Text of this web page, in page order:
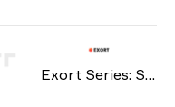
Exort Series: Season 25 2026